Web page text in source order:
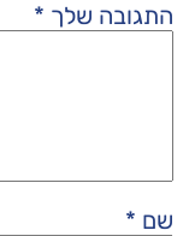
התגובה שלך *
שם *